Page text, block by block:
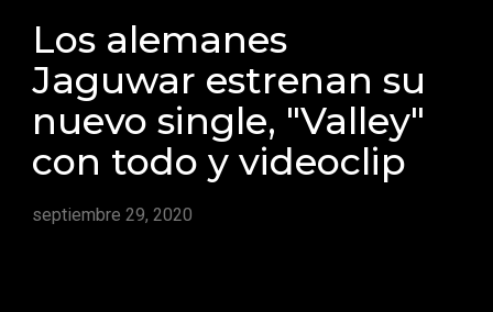
Los alemanes
Jaguwar estrenan su
nuevo single, "Valley"
con todo y videoclip
septiembre 29, 2020